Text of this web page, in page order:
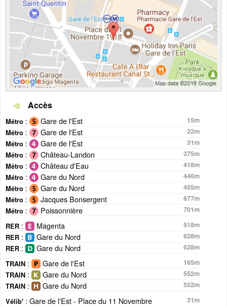
Accès
Métro : Gare de l'Est
15m
Métro : Gare de l'Est
22m
Métro : Gare de l'Est
31m
Métro : Château-Landon
375m
Métro : Château d'Eau
418m
Métro : Gare du Nord
446m
Métro : Gare du Nord
455m
Métro : Jacques Bonsergent
677m
Métro : Poissonnière
701m
RER : Magenta
518m
RER : Gare du Nord
628m
RER : Gare du Nord
628m
TRAIN : Gare de l'Est
165m
TRAIN : Gare du Nord
552m
TRAIN : Gare du Nord
552m
Vélib' : Gare de l'Est - Place du 11 Novembre
31m